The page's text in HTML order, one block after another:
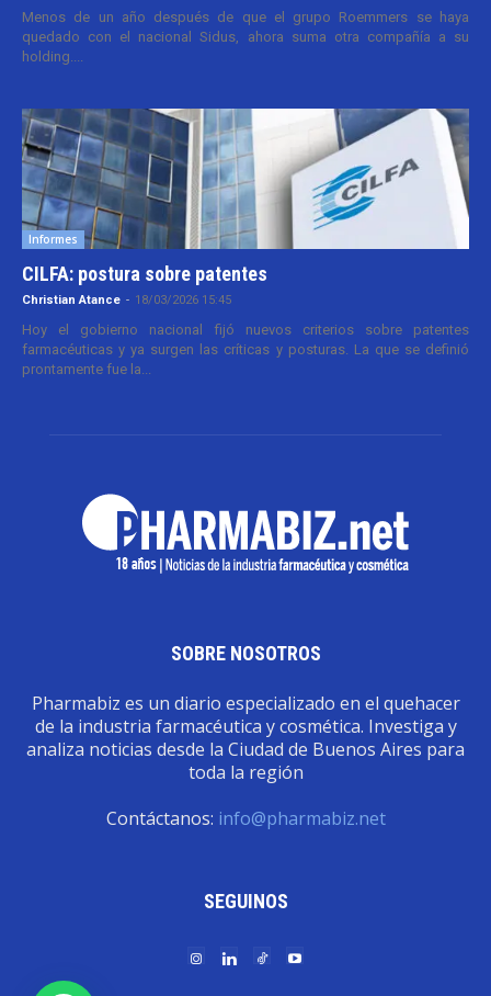
Menos de un año después de que el grupo Roemmers se haya
quedado con el nacional Sidus, ahora suma otra compañía a su
holding....
Informes
CILFA: postura sobre patentes
Christian Atance - 18/03/2026 15:45
Hoy el gobierno nacional fijó nuevos criterios sobre patentes
farmacéuticas y ya surgen las críticas y posturas. La que se definió
prontamente fue la...
SOBRE NOSOTROS
Pharmabiz es un diario especializado en el quehacer
de la industria farmacéutica y cosmética. Investiga y
analiza noticias desde la Ciudad de Buenos Aires para
toda la región
Contáctanos: info@pharmabiz.net
SEGUINOS